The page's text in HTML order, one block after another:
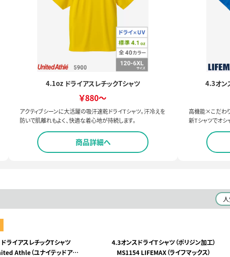
4.1oz ドライアスレチックTシャツ
￥880～
アクティブシーンに大活躍の吸汗速乾ドライTシャツ。汗冷えを
防いで肌離れもよく、快適な着心地が持続します。
商品詳細へ
4.3オン
高機能×こだわり
新Tシャツでオシ
ライアスレチックTシャツ
Athle（ユナイテッドアス
4.3オンスドライＴシャツ（ポリジン加工）
MS1154 LIFEMAX（ライフマックス）